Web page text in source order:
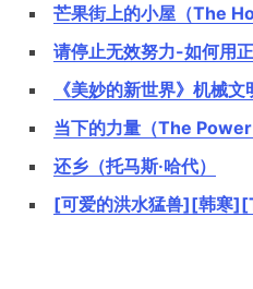
芒果街上的小屋（The
请停止无效努力-如何用
《美妙的新世界》机械
当下的力量（The Power
还乡（托马斯·哈代）
[可爱的洪水猛兽][韩寒